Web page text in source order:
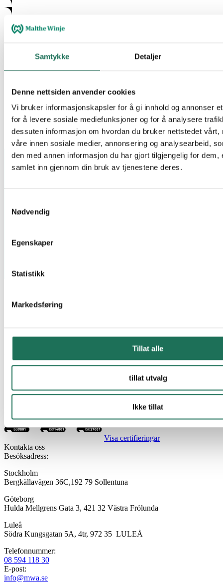
Samtykke Detaljer
Denne nettsiden anvender cookies
Vi bruker informasjonskapsler for å gi innhold og annonser
for å levere sosiale mediefunksjoner og for å analysere
dessuten informasjon om hvordan du bruker nettstedet vårt,
våre innen sosiale medier, annonsering og analysearbeid,
den med annen informasjon du har gjort tilgjengelig for dem,
samlet inn gjennom din bruk av tjenestene deres.
Nødvendig
Egenskaper
Statistikk
Markedsføring
Tillat alle
tillat utvalg
Ikke tillat
Malthe Winje Automation AB marknadsför automations- och
installationsprodukter på den svenska marknaden. Vår roll är att ge
dig vårt kunnande och en god service och support på alla våra
produkter.
Denna kombination av kvalitet och support gör dig som
kund/partner konkurrenskraftig på en marknad med höga kundkrav.
Visa certifieringar
Kontakta oss
Besöksadress:
Stockholm
Bergkällavägen 36C,192 79 Sollentuna
Göteborg
Hulda Mellgrens Gata 3, 421 32 Västra Frölunda
Luleå
Södra Kungsgatan 5A, 4tr, 972 35 LULEÅ
Telefonnummer:
08 594 118 30
E-post:
info@mwa.se